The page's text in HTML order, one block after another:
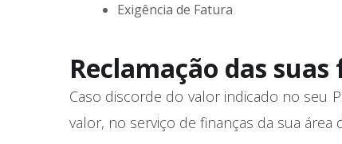
Exigência de Fatura
Reclamação das
Caso discorde do valor indicado no seu
valor, no serviço de finanças da sua